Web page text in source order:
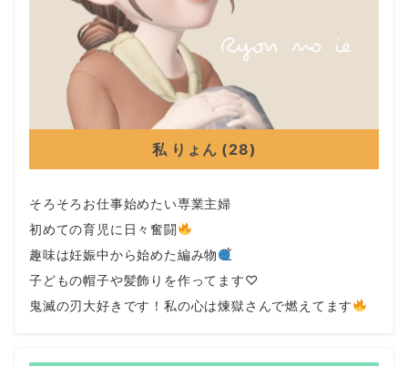
私 りょん (28)
そろそろお仕事始めたい専業主婦
初めての育児に日々奮闘
趣味は妊娠中から始めた編み物
子どもの帽子や髪飾りを作ってます♡
鬼滅の刃大好きです！私の心は煉獄さんで燃えてます